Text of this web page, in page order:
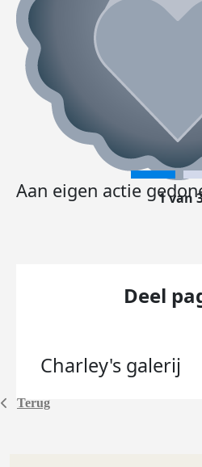
Terug
Aan eigen actie 1 van
Deel
Charley's galerij